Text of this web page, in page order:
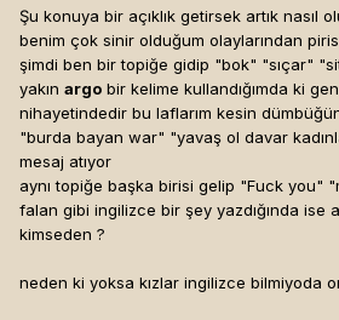
Şu konuya bir açıklık getirsek artık nasıl
benim çok sinir olduğum olaylarından
şimdi ben bir topiğe gidip "bok" "sıçar"
yakın argo bir kelime kullandığımda ki
nihayetindedir bu laflarım kesin dümbüğün
"burda bayan war" "yavaş ol davar
mesaj atıyor
aynı topiğe başka birisi gelip "Fuck you"
falan gibi ingilizce bir şey yazdığında ise
kimseden ?
neden ki yoksa kızlar ingilizce bilmiyoda